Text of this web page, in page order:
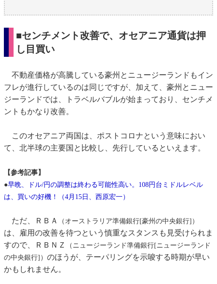
■センチメント改善で、オセアニア通貨は押
し目買い
不動産価格が高騰している豪州とニュージーランドもイン
フレが進行しているのは同じですが、加えて、豪州とニュー
ジーランドでは、トラベルバブルが始まっており、センチメ
ントもかなり改善。
このオセアニア両国は、ポストコロナという意味におい
て、北半球の主要国と比較し、先行しているといえます。
【参考記事】
●早晩、ドル/円の調整は終わる可能性高い。108円台ミドルレベル
は、買いの好機！（4月15日、西原宏一）
ただ、ＲＢＡ （オーストラリア準備銀行[豪州の中央銀行]）
は、雇用の改善を待つという慎重なスタンスも見受けられま
すので、ＲＢＮＺ
（ニュージーランド準備銀行[ニュージーランド
の中央銀行]） のほうが、テーパリングを示唆する時期が早い
かもしれません。